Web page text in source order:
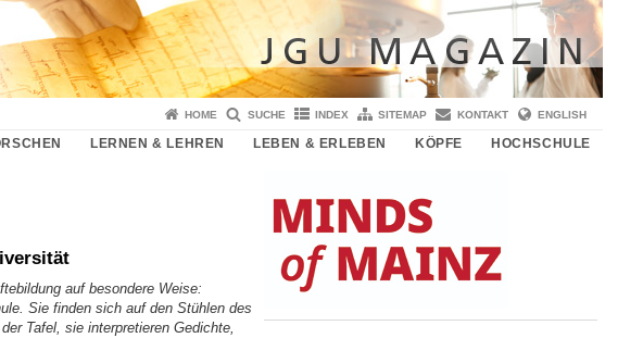
HOME SUCHE INDEX SITEMAP KONTAKT ENGLISH
LERNEN & LEHREN LEBEN & ERLEBEN KÖPFE HOCHSCHULE
auf besondere Weise:
Sie finden sich auf den Stühlen des
Tafel, sie interpretieren Gedichte,